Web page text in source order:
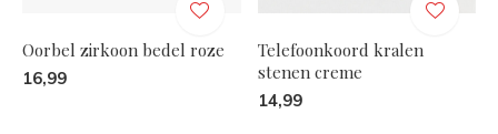
Oorbel zirkoon bedel roze
16,99
Telefoonkoord kralen
stenen creme
14,99